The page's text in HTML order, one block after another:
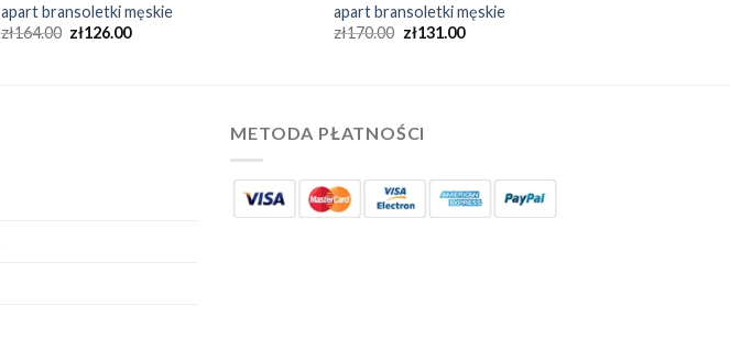
apart bransoletki męskie
zł164.00 zł126.00
apart bransoletki męskie
zł170.00 zł131.00
METODA PŁATNOŚCI